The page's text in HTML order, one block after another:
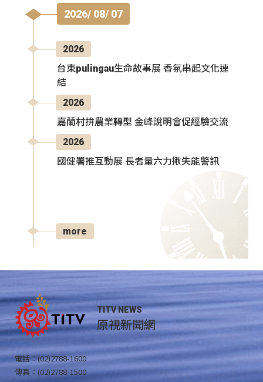
2026/ 08/ 07
2026
台東pulingau生命故事展 香氛串起文化連
結
2026
嘉蘭村拚農業轉型 金峰說明會促經驗交流
2026
國健署推互動展 長者量六力揪失能警訊
more
TITV NEWS
原視新聞網
電話：(02)2788-1600
傳真：(02)2788-1500